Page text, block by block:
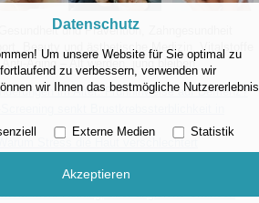
und Prävention, Zahngesundheit
Beauty und ästhetische Medizin, Vitalstoffe
Aging – Alt werden, jung bleiben
im Alter: Frühhinweise auf Demenz?
Screening senkt Brustkrebssterblichkeit in
Stress die Haut verschlechtert
Mehr Heilung, aber ungleiche Chancen
Datenschutz
Um unsere Website für Sie optimal zu
zu verbessern, verwenden wir
wir Ihnen das bestmögliche Nutzererlebnis
Externe Medien Statistik
Akzeptieren